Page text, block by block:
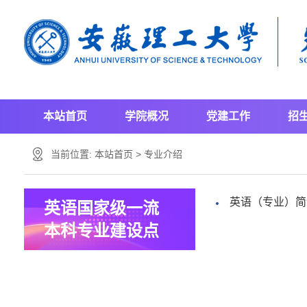
本站首页 学院概况 党建工作 招
当前位置: 本站首页 > 专业介绍
英语国家级一流
本科专业建设点
英语​（专业）